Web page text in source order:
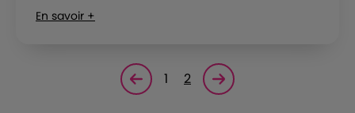
En savoir +
Page précédente
1 2 Page suivante<